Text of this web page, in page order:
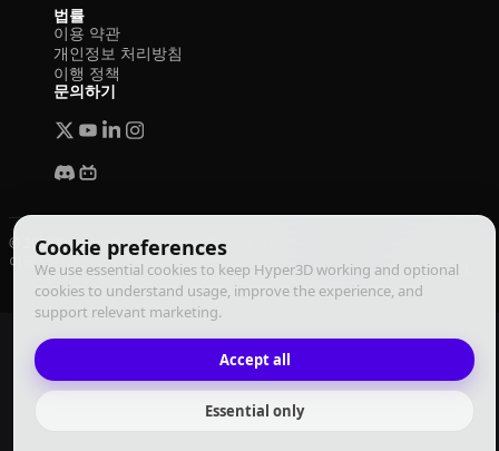
Cookie preferences
We use essential cookies to keep Hyper3D working and optional
cookies to understand usage, improve the experience, and
support relevant marketing.
Accept all
Essential only
법률
이용 약관
개인정보 처리방침
이행 정책
문의하기
© 2026 Deemos Corporation. 모든 권리 보유
이용 약관개인정보 처리방침이행 정책 한국어